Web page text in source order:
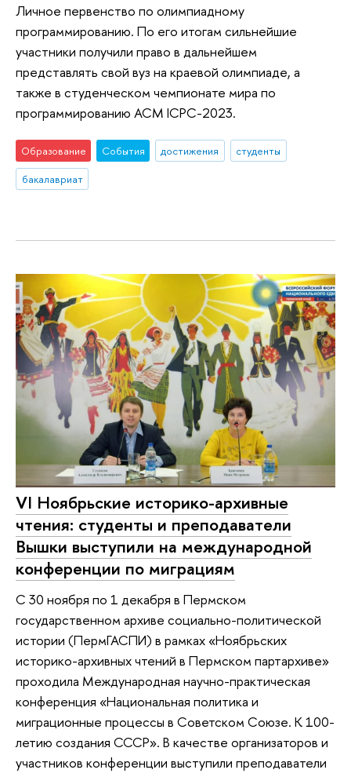
Личное первенство по олимпиадному
программированию. По его итогам сильнейшие
участники получили право в дальнейшем
представлять свой вуз на краевой олимпиаде, а
также в студенческом чемпионате мира по
программированию ACM ICPC-2023.
Образование События достижения
студенты
бакалавриат
VI Ноябрьские историко-архивные
чтения: студенты и преподаватели
Вышки выступили на международной
конференции по миграциям
С 30 ноября по 1 декабря в Пермском
государственном архиве социально-политической
истории (ПермГАСПИ) в рамках «Ноябрьских
историко-архивных чтений в Пермском партархиве»
проходила Международная научно-практическая
конференция «Национальная политика и
миграционные процессы в Советском Союзе. К 100-
летию создания СССР». В качестве организаторов и
участников конференции выступили преподаватели